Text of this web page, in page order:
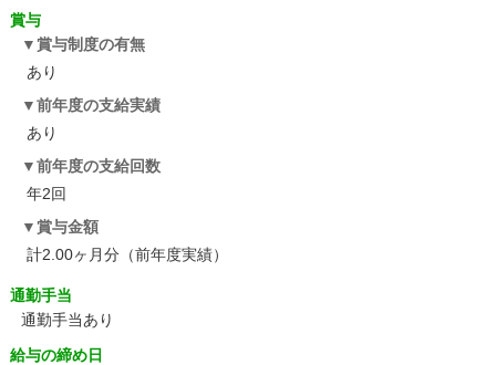
賞与
賞与制度の有無
あり
前年度の支給実績
あり
前年度の支給回数
年2回
賞与金額
計2.00ヶ月分（前年度実績）
通勤手当
通勤手当あり
給与の締め日